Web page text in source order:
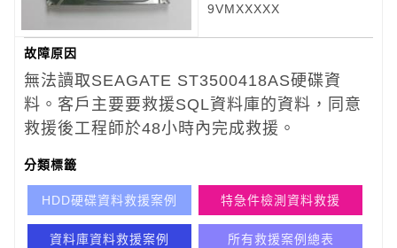
9VMXXXXX
故障原因
無法讀取SEAGATE ST3500418AS硬碟資
料。客戶主要要救援SQL資料庫的資料，同意
救援後工程師於48小時內完成救援。
分類標籤
HDD硬碟資料救援案例 特急件檢測資料救援
資料庫資料救援案例 所有救援案例總表